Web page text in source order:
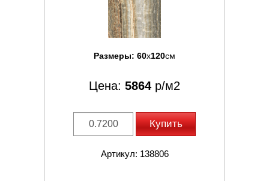
Размеры: 60x120см
Цена: 5864 р/м2
Купить
Артикул: 138806